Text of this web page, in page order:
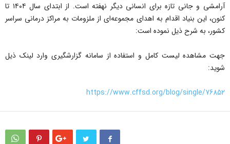
آرامشی و جانی تازه برای انسانی دیگر نهفته است. از ابتدای سال ۱۴۰۴ تا
کنون، این بنیاد اقدام به اهدای مجموعه‌ای از ملزومات به مراکز درمانی سراسر
کشور، به شرح ذیل نموده است:
جهت مشاهده لیست کامل و استفاده از سامانه گزارشگیری وارد لینک ذیل
شوید:
https://www.cffsd.org/blog/single/76852